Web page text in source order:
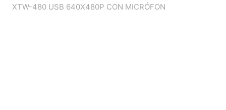
XTW-480 USB 640X480P CON MICRÓFON